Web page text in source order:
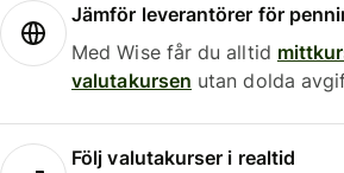
Jämför leverantörer för
Med Wise får du alltid
valutakursen utan dolda
Följ valutakurser i realtid